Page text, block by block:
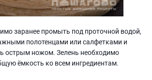
заранее промыть под проточной водой,
полотенцами или салфетками и
острым ножом. Зелень необходимо
ёмкость ко всем ингредиентам.